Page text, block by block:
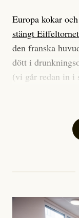
Europa kokar
stängt Eiffeltornet
den franska
dött i
(vi går redan in i
Har du också
mardröm? Bra,
att han brukar
september 2023,